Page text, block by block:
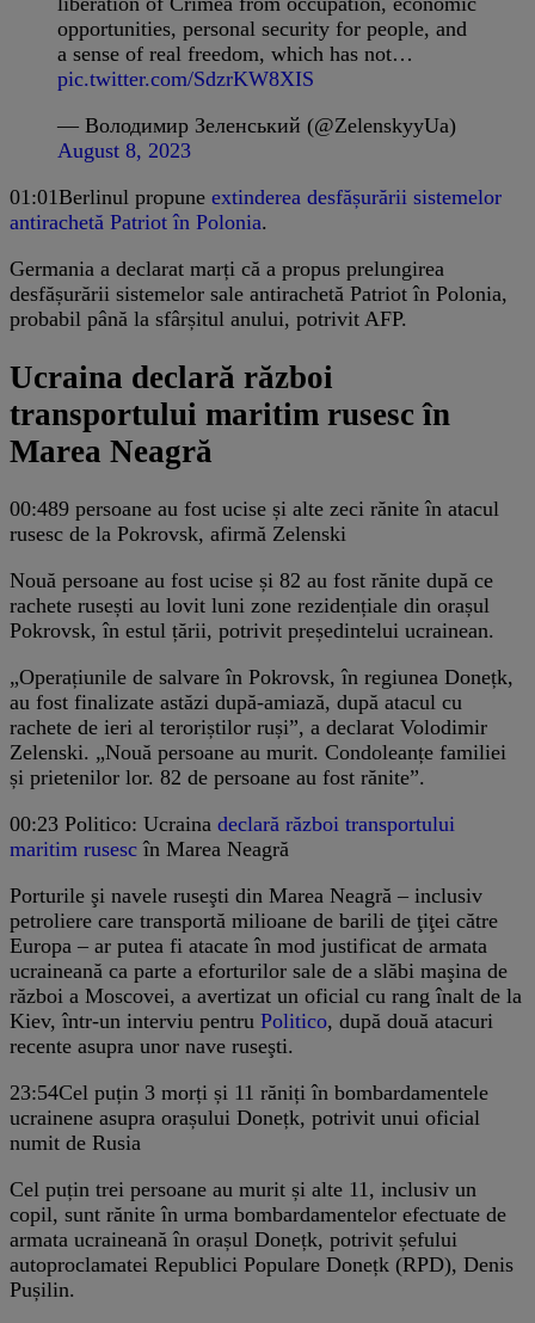
opportunities, personal security for people, and
a sense of real freedom, which has not…
pic.twitter.com/SdzrKW8XIS
— Володимир Зеленський (@ZelenskyyUa)
August 8, 2023
01:01Berlinul propune extinderea desfășurării sistemelor
antirachetă Patriot în Polonia.
Germania a declarat marți că a propus prelungirea
desfășurării sistemelor sale antirachetă Patriot în Polonia,
probabil până la sfârșitul anului, potrivit AFP.
Ucraina declară război
transportului maritim rusesc în
Marea Neagră
00:489 persoane au fost ucise și alte zeci rănite în atacul
rusesc de la Pokrovsk, afirmă Zelenski
Nouă persoane au fost ucise și 82 au fost rănite după ce
rachete rusești au lovit luni zone rezidențiale din orașul
Pokrovsk, în estul țării, potrivit președintelui ucrainean.
„Operațiunile de salvare în Pokrovsk, în regiunea Donețk,
au fost finalizate astăzi după-amiază, după atacul cu
rachete de ieri al teroriștilor ruși”, a declarat Volodimir
Zelenski. „Nouă persoane au murit. Condoleanțe familiei
și prietenilor lor. 82 de persoane au fost rănite”.
00:23 Politico: Ucraina declară război transportului
maritim rusesc în Marea Neagră
Porturile şi navele ruseşti din Marea Neagră – inclusiv
petroliere care transportă milioane de barili de ţiţei către
Europa – ar putea fi atacate în mod justificat de armata
ucraineană ca parte a eforturilor sale de a slăbi maşina de
război a Moscovei, a avertizat un oficial cu rang înalt de la
Kiev, într-un interviu pentru Politico, după două atacuri
recente asupra unor nave ruseşti.
23:54Cel puțin 3 morți și 11 răniți în bombardamentele
ucrainene asupra orașului Donețk, potrivit unui oficial
numit de Rusia
Cel puțin trei persoane au murit și alte 11, inclusiv un
copil, sunt rănite în urma bombardamentelor efectuate de
armata ucraineană în orașul Donețk, potrivit șefului
autoproclamatei Republici Populare Donețk (RPD), Denis
Pușilin.